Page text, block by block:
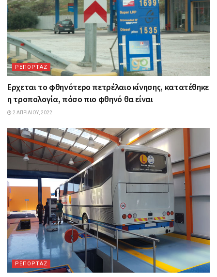
ΡΕΠΟΡΤΑΖ
Ερχεται το φθηνότερο πετρέλαιο κίνησης, κατατέθηκε
η τροπολογία, πόσο πιο φθηνό θα είναι
2 ΑΠΡΙΛΊΟΥ, 2022
ΡΕΠΟΡΤΑΖ